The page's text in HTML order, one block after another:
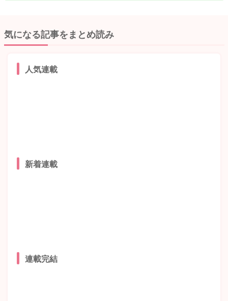
気になる記事をまとめ読み
人気連載
新着連載
連載完結